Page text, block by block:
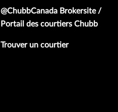
@ChubbCanada Brokersite /
Portail des courtiers Chubb
Trouver un courtier